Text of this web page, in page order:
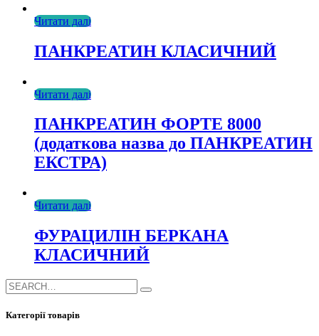
Читати далі
ПАНКРЕАТИН КЛАСИЧНИЙ
Читати далі
ПАНКРЕАТИН ФОРТЕ 8000
(додаткова назва до ПАНКРЕАТИН
ЕКСТРА)
Читати далі
ФУРАЦИЛІН БЕРКАНА
КЛАСИЧНИЙ
Категорії товарів